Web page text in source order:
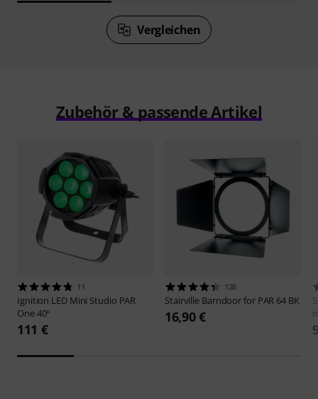
Vergleichen
Zubehör & passende Artikel
11
Ignition LED Mini Studio PAR
One 40°
111 €
126
Stairville Barndoor for PAR 64 BK
16,90 €